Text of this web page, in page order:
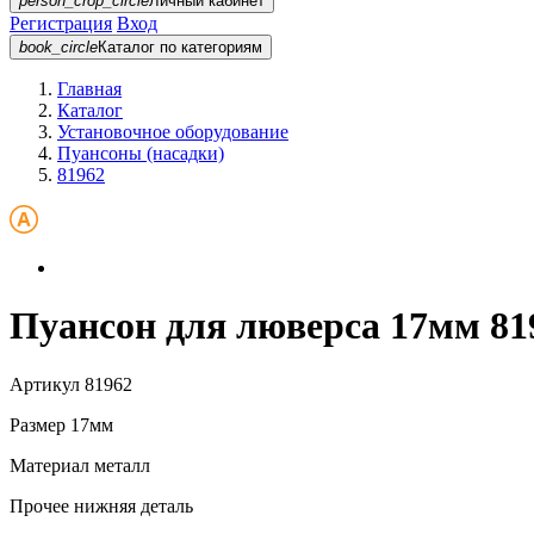
Регистрация Вход
book_circleКаталог по категориям
Главная
Каталог
Установочное оборудование
Пуансоны (насадки)
81962
Пуансон для люверса 17мм
Артикул 81962
Размер 17мм
Материал металл
Прочее нижняя деталь